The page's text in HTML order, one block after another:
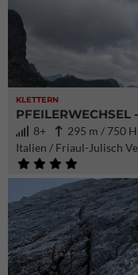
KLETTERN
PFEILERWECHSEL
8+
295 m / 750
Italien / Friaul-Julisch